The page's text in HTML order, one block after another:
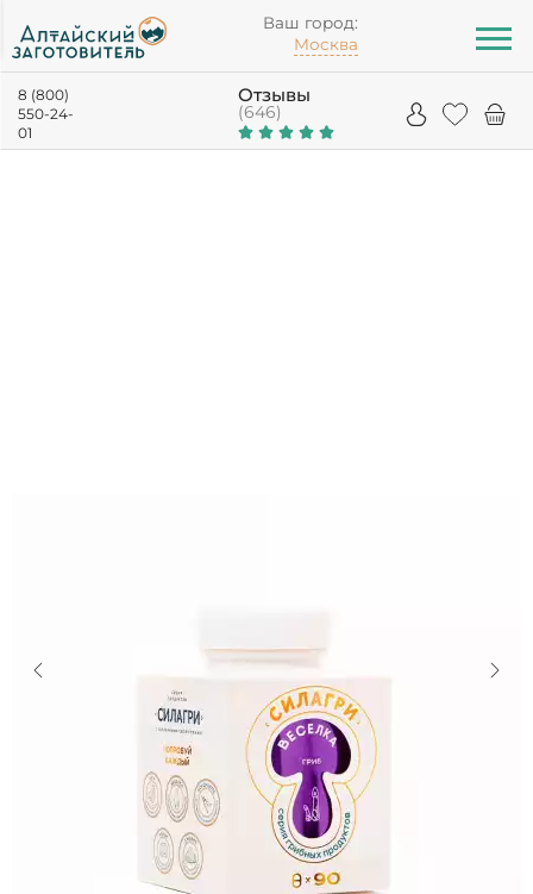
Ваш город:
Москва
8 (800)
550-24-
01
Отзывы
(646)